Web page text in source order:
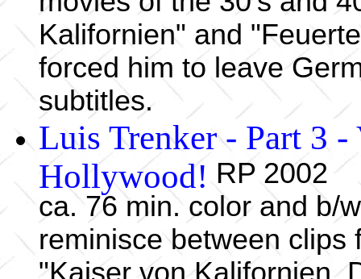
Kalifornien" and
forced him to leave
subtitles.
Luis Trenker - Part 3
Hollywood! RP 2002
ca. 76 min. color and b/
reminisce between clips
"Kaiser von Kalifornien.